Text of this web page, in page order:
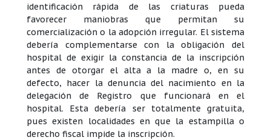
identificación rápida de las criaturas pueda
favorecer maniobras que permitan su
comercialización o la adopción irregular. El sistema
debería complementarse con la obligación del
hospital de exigir la constancia de la inscripción
antes de otorgar el alta a la madre o, en su
defecto, hacer la denuncia del nacimiento en la
delegación de Registro que funcionará en el
hospital. Esta debería ser totalmente gratuita,
pues existen localidades en que la estampilla o
derecho fiscal impide la inscripción.